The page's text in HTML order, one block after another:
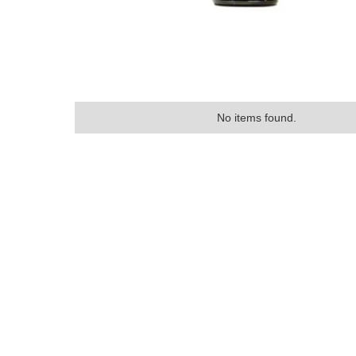
No items found.